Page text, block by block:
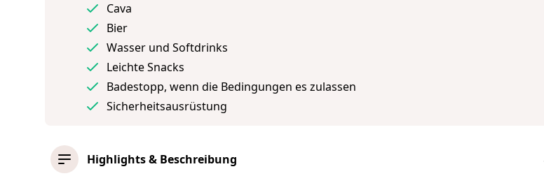
Cava
Bier
Wasser und Softdrinks
Leichte Snacks
Badestopp, wenn die Bedingungen es zulassen
Sicherheitsausrüstung
Highlights & Beschreibung